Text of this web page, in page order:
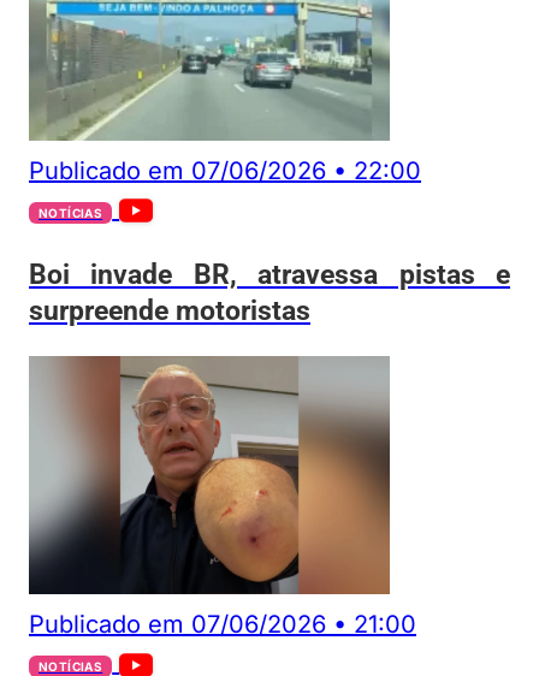
Publicado em 07/06/2026 • 22:00
NOTÍCIAS
Boi invade BR, atravessa pistas e
surpreende motoristas
Publicado em 07/06/2026 • 21:00
NOTÍCIAS